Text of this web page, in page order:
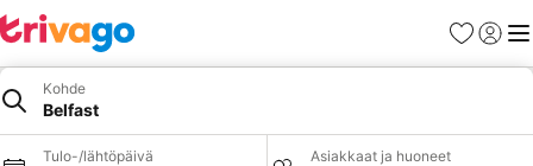
Suosikit
Kohde
Belfast
Tulo-/lähtöpäivä Asiakkaat ja huoneet